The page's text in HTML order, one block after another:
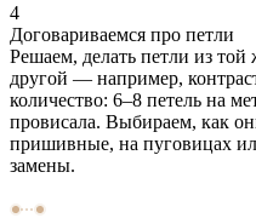
4
Договариваемся про петли
Решаем, делать петли из
другой — например,
количество: 6–8 петель на
провисала. Выбираем, как
пришивные, на пуговицах
замены.